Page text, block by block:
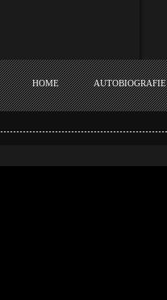
HOME AUTOBIOGRAFIE